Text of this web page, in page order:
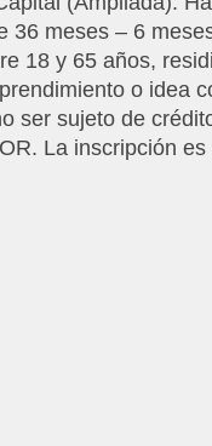
36 meses – 6
18 y 65 años,
o idea
ser sujeto de
La inscripción